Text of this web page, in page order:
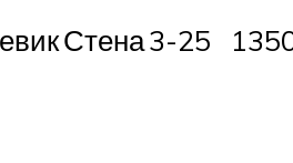
Стена3-25